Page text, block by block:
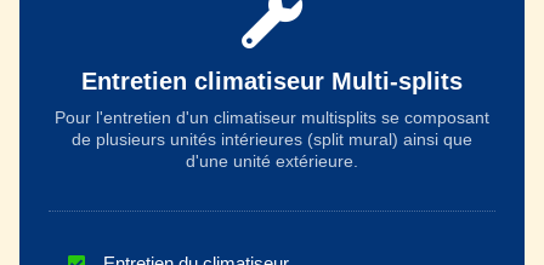
Entretien climatiseur Multi-splits
Pour l'entretien d'un climatiseur multisplits se composant
de plusieurs unités intérieures (split mural) ainsi que
d'une unité extérieure.